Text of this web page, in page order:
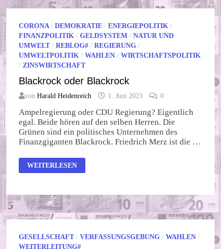
CORONA/DEMOKRATIE /ENERGIEPOLITIK /
FINANZPOLITIK /GELDSYSTEM /NATUR UND
UMWELT/REBLOG# /REGIERUNG /
UMWELTPOLITIK /WAHLEN /WIRTSCHAFTSPOLITIK
/ZINSWIRTSCHAFT
Blackrock oder Blackrock
vonHarald Heidenreich 1. Juni 2023 0
Ampelregierung oder CDU Regierung? Eigentlich
egal. Beide hören auf den selben Herren. Die
Grünen sind ein politisches Unternehmen des
Finanzgiganten Blackrock. Friedrich Merz ist die …
BLACKROCK
ODER
WEITERLESEN
GESELLSCHAFT/VERFASSUNGSGEBUNG /WAHLEN /
WEITERLEITUNG#